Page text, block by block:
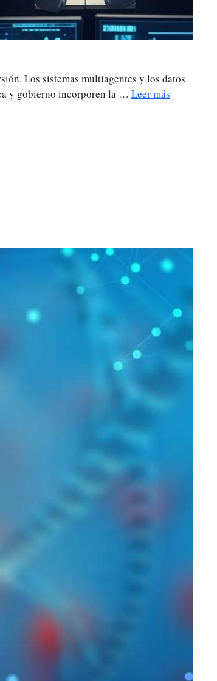
Los sistemas multiagentes y los datos
y gobierno incorporen la … Leer más